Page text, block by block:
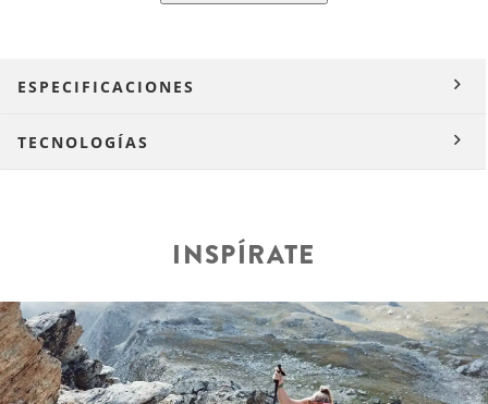
ESPECIFICACIONES
TECNOLOGÍAS
INSPÍRATE